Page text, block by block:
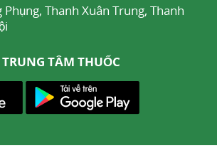
Phụng, Thanh Xuân Trung, Thanh
TÂM THUỐC